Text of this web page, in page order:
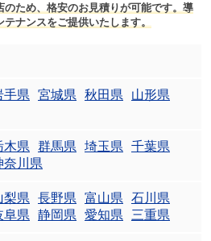
のため、格安のお見積りが可能です。導
ナンスをご提供いたします。
手県 宮城県 秋田県
山形県
木県 群馬県 埼玉県
千葉県
奈川県
梨県 長野県 富山県
石川県
阜県 静岡県 愛知県 三重県